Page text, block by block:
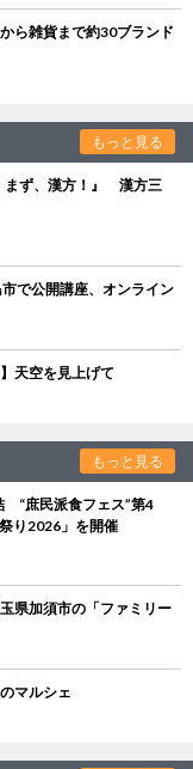
ら雑貨まで約30ブランド
もっと見る
まず、漢方！』 漢方三
で公開講座、オンライン
天空を見上げて
もっと見る
“庶民派食フェス”第4
り2026」を開催
県加須市の「ファミリー
マルシェ